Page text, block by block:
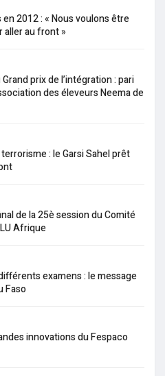
2012 : « Nous voulons être
au front »
prix de l’intégration : pari
des éleveurs Neema de
: le Garsi Sahel prêt
de la 25è session du Comité
Afrique
examens : le message
Faso
innovations du Fespaco